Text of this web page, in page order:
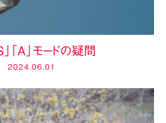
S」「A」モードの疑問
2024.06.01